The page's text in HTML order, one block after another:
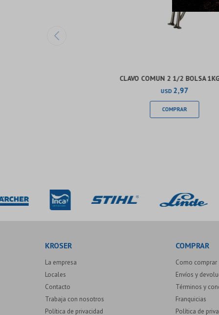
CLAVO COMUN 2 1/2 BOLSA
USD 2,97
KROSER
La empresa
Locales
Contacto
Trabaja con nosotros
Política de privacidad
COMPRAR
Como comprar
Envíos y
Términos y
Franquicias
Política de